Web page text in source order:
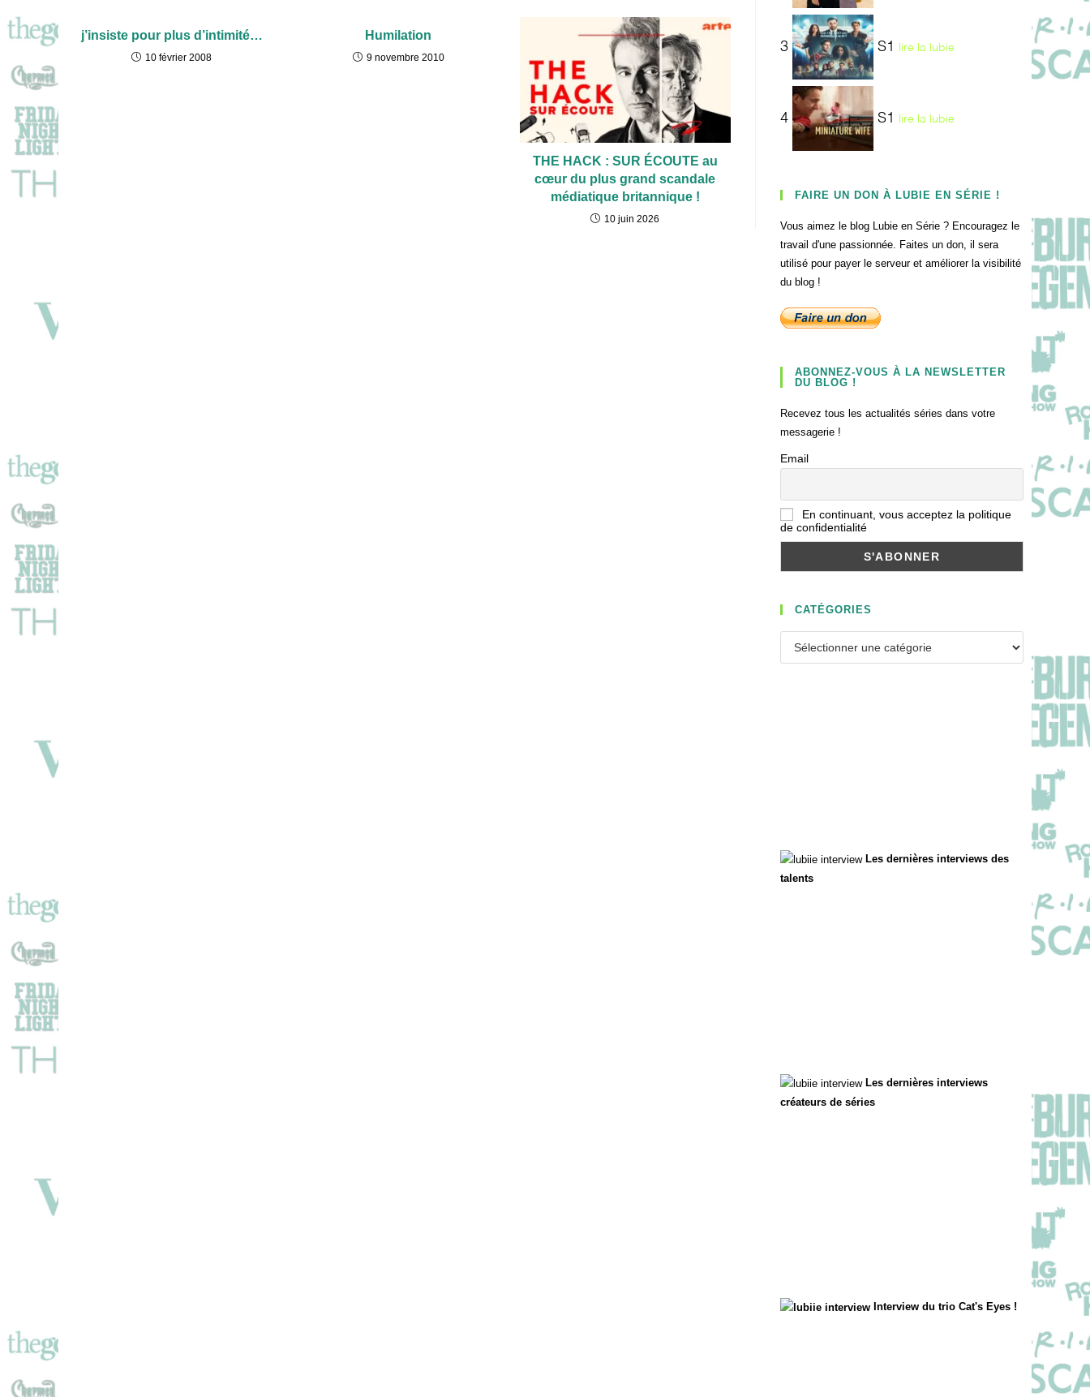
j’insiste pour plus d’intimité…
10 février 2008
Humilation
9 novembre 2010
THE HACK : SUR ÉCOUTE au
cœur du plus grand scandale
médiatique britannique !
10 juin 2026
3 S1 lire la lubie
4 S1 lire la lubie
FAIRE UN DON À LUBIE EN SÉRIE !
Vous aimez le blog Lubie en Série ? Encouragez le
travail d'une passionnée. Faites un don, il sera
utilisé pour payer le serveur et améliorer la visibilité
du blog !
ABONNEZ-VOUS À LA NEWSLETTER
DU BLOG !
Recevez tous les actualités séries dans votre
messagerie !
Email
En continuant, vous acceptez la politique
de confidentialité
CATÉGORIES
Les dernières interviews des
talents
Les dernières interviews
créateurs de séries
Interview du trio Cat's Eyes !